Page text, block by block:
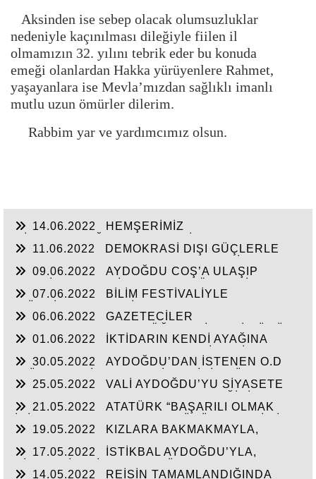
Aksinden ise sebep olacak olumsuzluklar
nedeniyle kaçınılması dileğiyle fiilen il
olmamızın 32. yılını tebrik eder bu konuda
emeği olanlardan Hakka yürüyenlere Rahmet,
yaşayanlara ise Mevla’mızdan sağlıklı imanlı
mutlu uzun ömürler dilerim.
Rabbim yar ve yardımcımız olsun.
14.06.2022
HEMŞERİMİZ
MÜJDELERİ BEKLİYOR!
11.06.2022
DEMOKRASİ DIŞI GÜÇLERLE
OSMANLI”KALAYCI ŞAMMAS!”
09.06.2022
AYDOĞDU COŞ’A ULAŞIP
HİZMETLERİNE ULAŞMASI!
07.06.2022
BİLİM FESTİVALİYLE
CEVAP”HİZMETE AÇILAN 41 YENİ FABRİKA!!
06.06.2022
GAZETECİLER
CHP FİİLEN YAŞATTI!!!
01.06.2022
İKTİDARIN KENDİ AYAĞINA
SÖZLERİN TUTULMASINDA!!!
30.05.2022
AYDOĞDU’DAN İSTENEN O.D
HAMMADELERE SAHİBİZ!
25.05.2022
VALİ AYDOĞDU’YU SİYASETE
ÇALMAKTIR!!!
21.05.2022
ATATÜRK “BAŞARILI OLMAK
BİRİNE UYGUN OLMALI”
19.05.2022
KIZLARA BAKMAKMAYLA,
TARİH ÖĞRETİLEN GENÇLİK!!!
17.05.2022
İSTİKBAL AYDOĞDU’YLA,
14.05.2022 REİSİN TAMAMLANDIĞINDA